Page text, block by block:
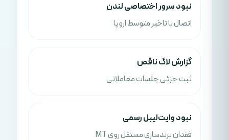
نبود سرور اختصاصی لندن
اتصال با تاخیر متوسط اروپا
گزارش لاگ ناقص
ثبت جزئی جلسات معاملاتی
نبود وایت‌لیبل رسمی
فقدان برندسازی مستقل روی MT